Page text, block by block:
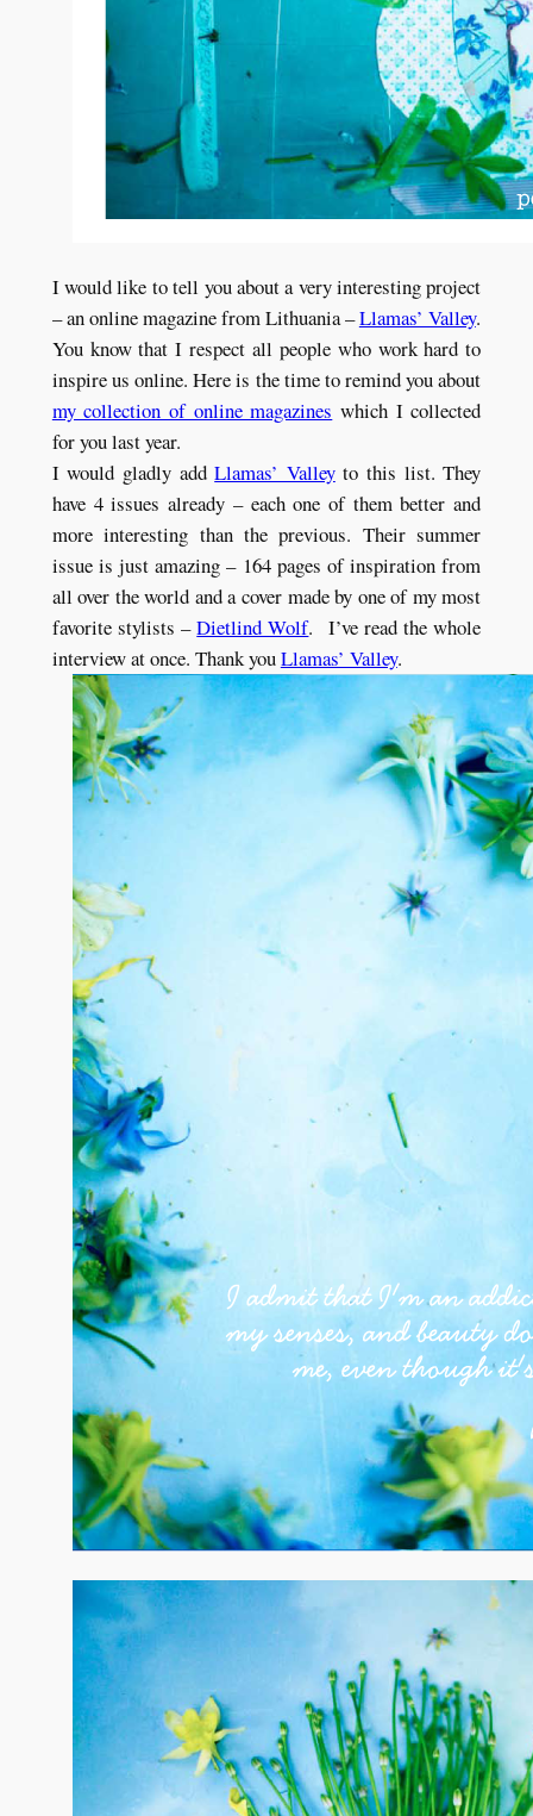
I would like to tell you about a very interesting project
– an online magazine from Lithuania –Llamas’ Valley.
You know that I respect all people who work hard to
inspire us online. Here is the time to remind you about
my collection of online magazines which I collected
for you last year.
I would gladly addLlamas’ Valleyto this list. They
have 4 issues already – each one of them better and
more interesting than the previous. Their summer
issue is just amazing – 164 pages of inspiration from
all over the world and a cover made by one of my most
favorite stylists –Dietlind Wolf. I’ve read the whole
interview at once. Thank youLlamas’ Valley.